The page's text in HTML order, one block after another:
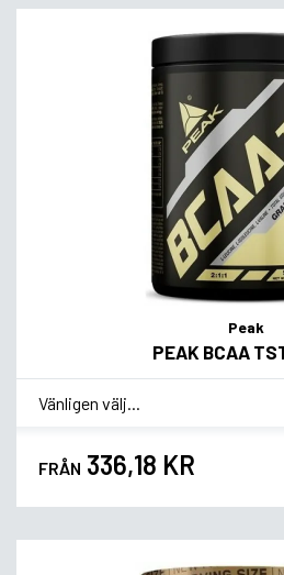
Peak
PEAK BCAA
* Smagsvariant
FRÅN 336,18 KR